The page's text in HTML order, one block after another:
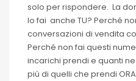
solo per rispondere. La
lo fai anche TU? Perché
conversazioni di vendita
Perché non fai questi
incarichi prendi e quanti
più di quelli che prendi